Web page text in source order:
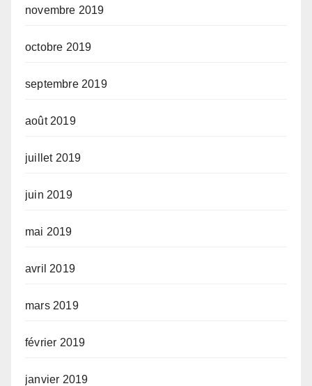
novembre 2019
octobre 2019
septembre 2019
août 2019
juillet 2019
juin 2019
mai 2019
avril 2019
mars 2019
février 2019
janvier 2019